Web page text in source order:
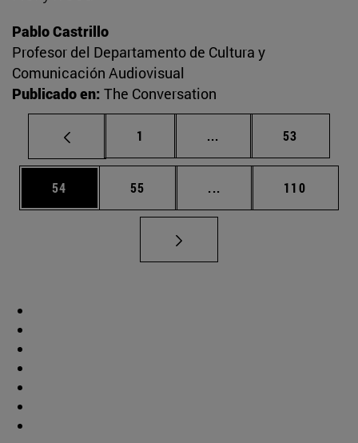
Pablo Castrillo
Profesor del Departamento de Cultura y
Comunicación Audiovisual
Publicado en: The Conversation
Página
1 ... Páginas intermedias
Página
53
Página
54 Página
55 ... Páginas intermedias
Página
110